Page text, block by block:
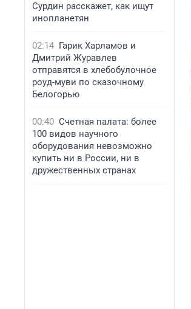
Сурдин расскажет, как ищут
инопланетян
02:14 Гарик Харламов и
Дмитрий Журавлев
отправятся в хлебобулочное
роуд-муви по сказочному
Белогорью
00:40 Счетная палата: более
100 видов научного
оборудования невозможно
купить ни в России, ни в
дружественных странах